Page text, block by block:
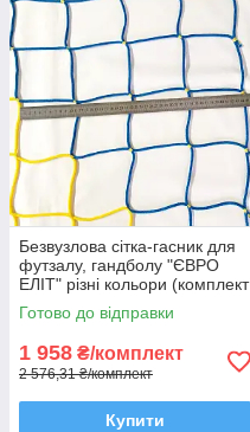
Безвузлова сітка-гасник для
футзалу, гандболу "ЄВРО
ЕЛІТ" різні кольори (комплект
з 2 шт.)
Готово до відправки
1 958 ₴/комплект
2 576,31 ₴/комплект
Купити